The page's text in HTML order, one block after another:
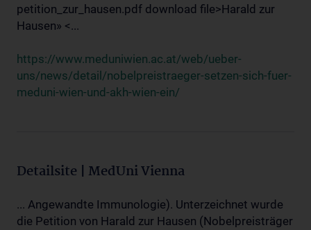
petition_zur_hausen.pdf download file>Harald zur
Hausen» <...
https://www.meduniwien.ac.at/web/ueber-
uns/news/detail/nobelpreistraeger-setzen-sich-fuer-
meduni-wien-und-akh-wien-ein/
Detailsite | MedUni Vienna
... Angewandte Immunologie). Unterzeichnet wurde
die Petition von Harald zur Hausen (Nobelpreisträger